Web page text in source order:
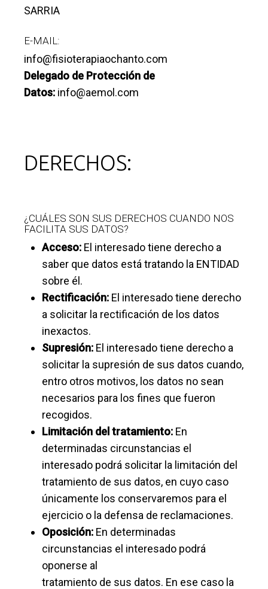
SARRIA
E-MAIL:
info@fisioterapiaochanto.com
Delegado de Protección de
Datos: info@aemol.com
DERECHOS:
¿CUÁLES SON SUS DERECHOS CUANDO NOS
FACILITA SUS DATOS?
Acceso: El interesado tiene derecho a
saber que datos está tratando la ENTIDAD
sobre él.
Rectificación: El interesado tiene derecho
a solicitar la rectificación de los datos
inexactos.
Supresión: El interesado tiene derecho a
solicitar la supresión de sus datos cuando,
entro otros motivos, los datos no sean
necesarios para los fines que fueron
recogidos.
Limitación del tratamiento: En
determinadas circunstancias el
interesado podrá solicitar la limitación del
tratamiento de sus datos, en cuyo caso
únicamente los conservaremos para el
ejercicio o la defensa de reclamaciones.
Oposición: En determinadas
circunstancias el interesado podrá
oponerse al
tratamiento de sus datos. En ese caso la